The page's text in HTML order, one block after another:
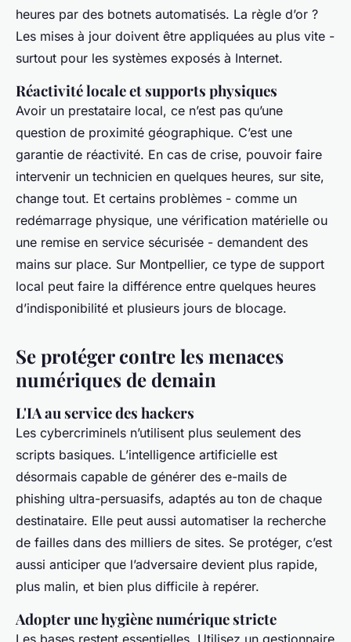
heures par des botnets automatisés. La règle d’or ?
Les mises à jour doivent être appliquées au plus vite -
surtout pour les systèmes exposés à Internet.
Réactivité locale et supports physiques
Avoir un prestataire local, ce n’est pas qu’une
question de proximité géographique. C’est une
garantie de réactivité. En cas de crise, pouvoir faire
intervenir un technicien en quelques heures, sur site,
change tout. Et certains problèmes - comme un
redémarrage physique, une vérification matérielle ou
une remise en service sécurisée - demandent des
mains sur place. Sur Montpellier, ce type de support
local peut faire la différence entre quelques heures
d’indisponibilité et plusieurs jours de blocage.
Se protéger contre les menaces
numériques de demain
L'IA au service des hackers
Les cybercriminels n’utilisent plus seulement des
scripts basiques. L’intelligence artificielle est
désormais capable de générer des e-mails de
phishing ultra-persuasifs, adaptés au ton de chaque
destinataire. Elle peut aussi automatiser la recherche
de failles dans des milliers de sites. Se protéger, c’est
aussi anticiper que l’adversaire devient plus rapide,
plus malin, et bien plus difficile à repérer.
Adopter une hygiène numérique stricte